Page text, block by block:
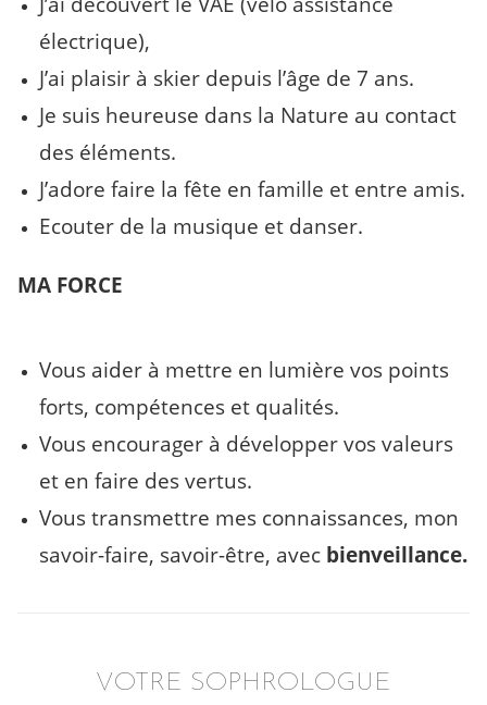
électrique),
J’ai plaisir à skier depuis l’âge de 7 ans.
Je suis heureuse dans la Nature au contact
des éléments.
J’adore faire la fête en famille et entre amis.
Ecouter de la musique et danser.
MA FORCE
Vous aider à mettre en lumière vos points
forts, compétences et qualités.
Vous encourager à développer vos valeurs
et en faire des vertus.
Vous transmettre mes connaissances, mon
savoir-faire, savoir-être, avec bienveillance.
VOTRE SOPHROLOGUE